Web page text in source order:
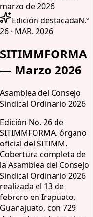
marzo de 2026
Edición destacadaN.º
26 · MAR. 2026
SITIMMFORMA
— Marzo 2026
Asamblea del Consejo
Sindical Ordinario 2026
Edición No. 26 de
SITIMMFORMA, órgano
oficial del SITIMM.
Cobertura completa de
la Asamblea del Consejo
Sindical Ordinario 2026
realizada el 13 de
febrero en Irapuato,
Guanajuato, con 729